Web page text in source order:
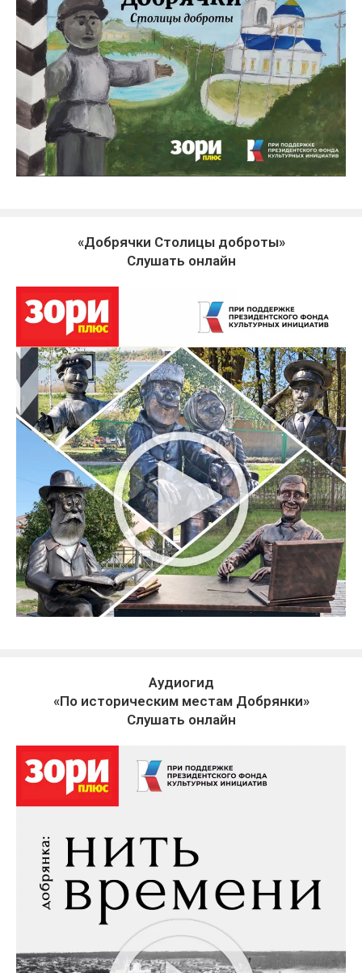
«Добрячки Столицы доброты»
Слушать онлайн
Аудиогид
«По историческим местам Добрянки»
Слушать онлайн